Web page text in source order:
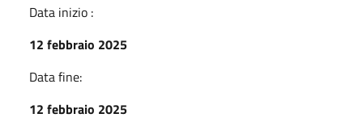
Data inizio :
12 febbraio 2025
Data fine:
12 febbraio 2025